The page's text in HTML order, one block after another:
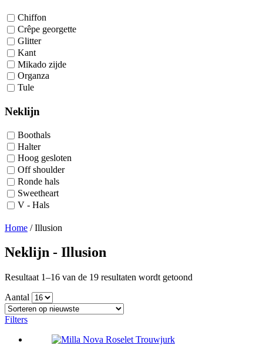
Chiffon
Crêpe georgette
Glitter
Kant
Mikado zijde
Organza
Tule
Neklijn
Boothals
Halter
Hoog gesloten
Off shoulder
Ronde hals
Sweetheart
V - Hals
Home /Illusion
Neklijn - Illusion
Resultaat 1–16 van de 19 resultaten wordt getoond
Aantal
Filters